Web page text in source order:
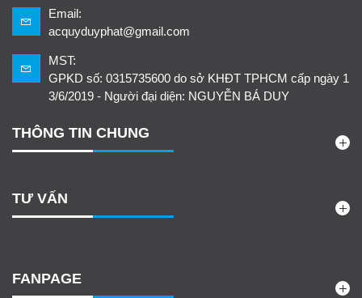
Email:
acquyduyphat@gmail.com
MST:
GPKD số: 0315735600 do sở KHĐT TPHCM cấp ngày 1
3/6/2019 - Người đại diện: NGUYỄN BÁ DUY
THÔNG TIN CHUNG
TƯ VẤN
FANPAGE